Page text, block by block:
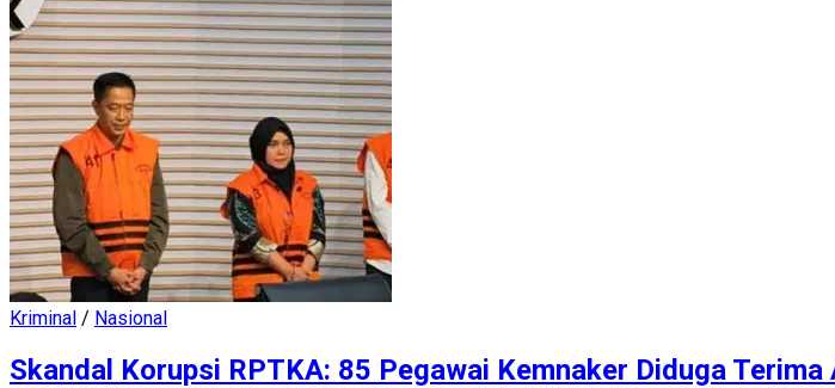
Kriminal / Nasional
Skandal Korupsi RPTKA: 85 Pegawai Kemnaker Diduga Terima